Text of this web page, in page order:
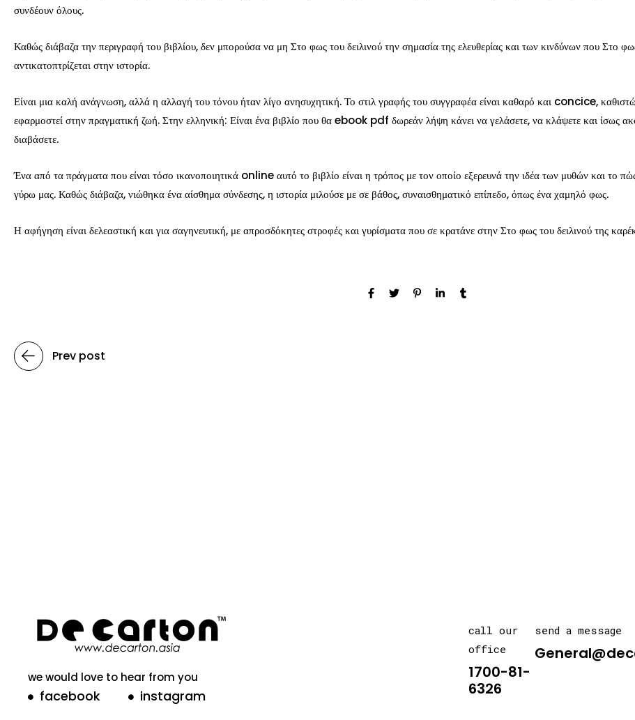
συνδέουν όλους.
Καθώς διάβαζα την περιγραφή του βιβλίου, δεν μπορούσα να μη Στο φως του δειλινού την σημασία της ελευθερίας και των κινδύνων που Στο
αντικατοπτρίζεται στην ιστορία.
Είναι μια καλή ανάγνωση, αλλά η αλλαγή του τόνου ήταν λίγο ανησυχητική. Το στιλ γραφής του συγγραφέα είναι καθαρό και concice,
εφαρμοστεί στην πραγματική ζωή. Στην ελληνική: Είναι ένα βιβλίο που θα ebook pdf δωρεάν λήψη κάνει να γελάσετε, να κλάψετε και ίσως
διαβάσετε.
Ένα από τα πράγματα που είναι τόσο ικανοποιητικά online αυτό το βιβλίο είναι η τρόπος με τον οποίο εξερευνά την ιδέα των μυθών και το
γύρω μας. Καθώς διάβαζα, νιώθηκα ένα αίσθημα σύνδεσης, η ιστορία μιλούσε με σε βάθος, συναισθηματικό επίπεδο, όπως ένα χαμηλό φως.
Η αφήγηση είναι δελεαστική και για σαγηνευτική, με απροσδόκητες στροφές και γυρίσματα που σε κρατάνε στην Στο φως του δειλινού της
Prev post
we would love to hear from you
facebook instagram
call our
office
1700-81-
6326
send a message